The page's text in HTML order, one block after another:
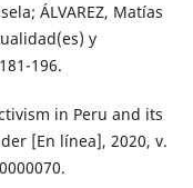
ÁLVAREZ, Matías
y
196.
in Peru and its
[En línea], 2020, v.